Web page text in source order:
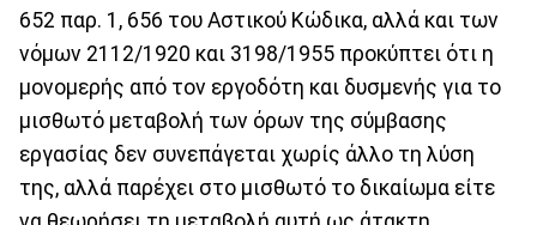
652 παρ. 1, 656 του Αστικού Κώδικα, αλλά και των
νόμων 2112/1920 και 3198/1955 προκύπτει ότι η
μονομερής από τον εργοδότη και δυσμενής για το
μισθωτό μεταβολή των όρων της σύμβασης
εργασίας δεν συνεπάγεται χωρίς άλλο τη λύση
της, αλλά παρέχει στο μισθωτό το δικαίωμα είτε